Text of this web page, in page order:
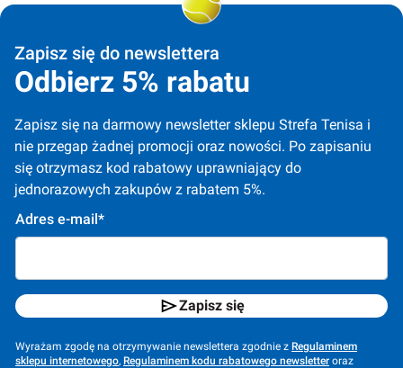
Zapisz się do newslettera
Odbierz 5% rabatu
Zapisz się na darmowy newsletter sklepu Strefa Tenisa i
nie przegap żadnej promocji oraz nowości. Po zapisaniu
się otrzymasz kod rabatowy uprawniający do
jednorazowych zakupów z rabatem 5%.
Adres e-mail*
Zapisz się
Wyrażam zgodę na otrzymywanie newslettera zgodnie z Regulaminem
sklepu internetowego, Regulaminem kodu rabatowego newsletter oraz